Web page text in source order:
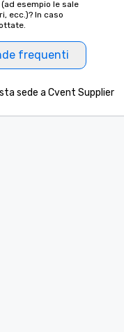
esempio le sale
ecc.)? In caso
frequenti
sede a Cvent Supplier